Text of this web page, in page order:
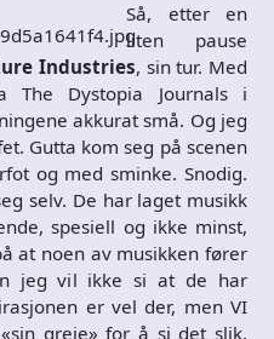
Så, etter en
liten pause
Industries, sin tur. Med
The Dystopia Journals i
akkurat små. Og jeg
Gutta kom seg på scenen
og med sminke. Snodig.
selv. De har laget musikk
spesiell og ikke minst,
at noen av musikken fører
jeg vil ikke si at de har
er vel der, men VI
greie» for å si det slik.